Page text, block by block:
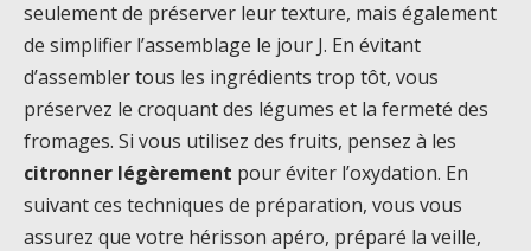
seulement de préserver leur texture, mais également
de simplifier l’assemblage le jour J. En évitant
d’assembler tous les ingrédients trop tôt, vous
préservez le croquant des légumes et la fermeté des
fromages. Si vous utilisez des fruits, pensez à les
citronner légèrement pour éviter l’oxydation. En
suivant ces techniques de préparation, vous vous
assurez que votre hérisson apéro, préparé la veille,